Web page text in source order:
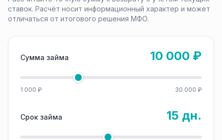
ставок. Расчёт носит информационный характер и может
отличаться от итогового решения МФО.
Сумма займа 10 000 ₽
1 000 ₽ 30 000 ₽
Срок займа 15 дн.